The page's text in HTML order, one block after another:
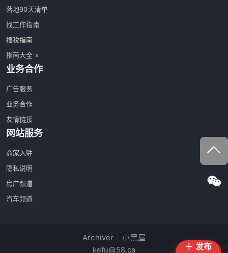
落地90天清单
找工作指南
报税指南
指南大全 »
业务合作
广告服务
业务合作
友情链接
网站服务
商家入驻
隐私说明
房产频道
汽车频道
Archiver
小黑屋
kefu@58.ca
＋ 发布